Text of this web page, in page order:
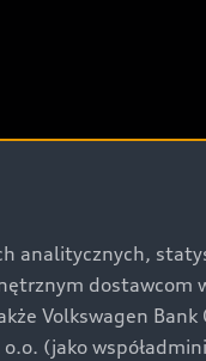
analitycznych,
Volkswagen
(jako